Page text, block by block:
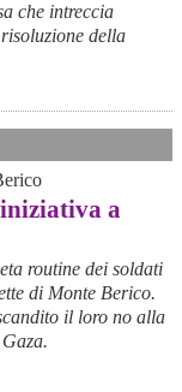
che intreccia
della
iniziativa a
routine dei soldati
di Monte Berico.
il loro no alla